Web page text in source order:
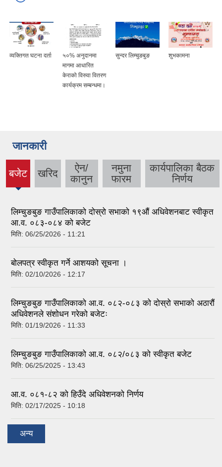
व्यक्तिगत घटना दर्ता
५०% अनुदानमा
मागमा आधारित
केराको विरुवा वितरण
कार्यक्रम सम्बन्धमा।
सुन्दर लिम्चुङबुङ शुभकामना
जानकारी
बजेट
(active
tab)
खरिद
ऐन/
कानुन
नमुना
फारम
कार्यपालिका बैठक
निर्णय
लिम्चुङबुङ गाउँपालिकाको दोस्रो सभाको १९औं अधिवेशनबाट स्वीकृत
आ.व. ०८३-०८४ को बजेट
मिति: 06/25/2026 - 11:21
बोलपत्र स्वीकृत गर्ने आशयको सूचना ।
मिति: 02/10/2026 - 12:17
लिम्चुङबुङ गाउँपालिकाको आ.व. ०८२-०८३ को दोस्रो सभाको अठारौं
अधिवेशनले संशोधन गरेको बजेटः
मिति: 01/19/2026 - 11:33
लिम्चुङबुङ गाउँपालिकाको आ.व. ०८२/०८३ को स्वीकृत बजेट
मिति: 06/25/2025 - 13:43
आ.व. ०८१-८२ को हिउँदे अधिवेशनको निर्णय
मिति: 02/17/2025 - 10:18
अन्य